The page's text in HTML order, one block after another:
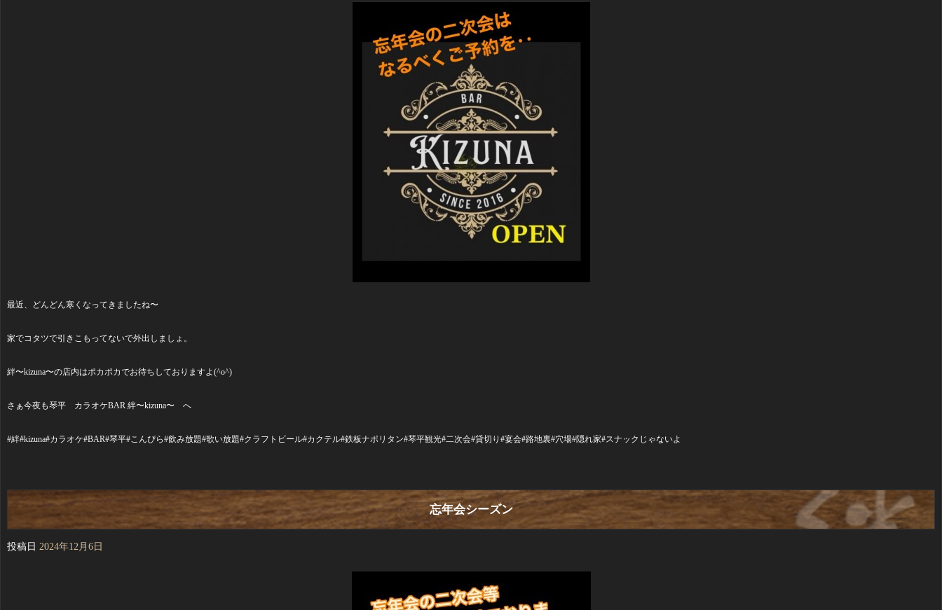
最近、どんどん寒くなってきましたね〜
家でコタツで引きこもってないで外出しましょ。
絆〜kizuna〜の店内はポカポカでお待ちしておりますよ(^o^)
さぁ今夜も琴平 カラオケBAR 絆〜kizuna〜 へ
#絆#kizuna#カラオケ#BAR#琴平#こんぴら#飲み放題#歌い放題#クラフトビール#カクテル#鉄板ナポリタン#琴平観光#二次会#貸切り#宴会#路地裏#穴場#隠れ家#スナックじゃないよ
忘年会シーズン
投稿日 2024年12月6日